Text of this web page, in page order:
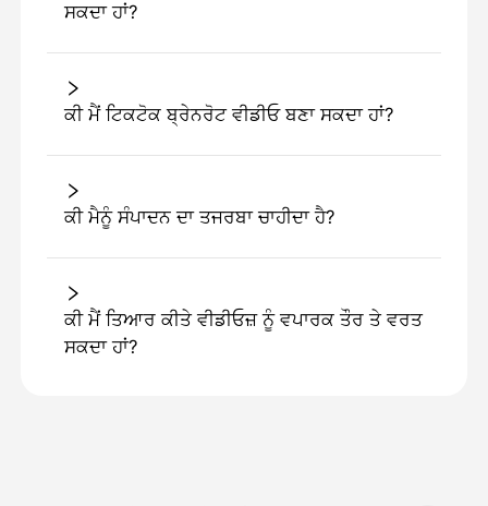
ਸਕਦਾ ਹਾਂ?
ਕੀ ਮੈਂ ਟਿਕਟੋਕ ਬ੍ਰੇਨਰੋਟ ਵੀਡੀਓ ਬਣਾ ਸਕਦਾ ਹਾਂ?
ਕੀ ਮੈਨੂੰ ਸੰਪਾਦਨ ਦਾ ਤਜਰਬਾ ਚਾਹੀਦਾ ਹੈ?
ਕੀ ਮੈਂ ਤਿਆਰ ਕੀਤੇ ਵੀਡੀਓਜ਼ ਨੂੰ ਵਪਾਰਕ ਤੌਰ ਤੇ ਵਰਤ
ਸਕਦਾ ਹਾਂ?